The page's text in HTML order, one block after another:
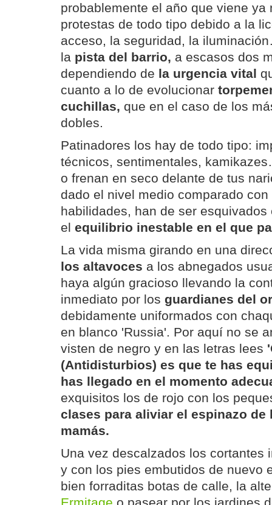
probablemente el año que viene ya
protestas de todo tipo debido a la
acceso, la seguridad, la
la pista del barrio, a escasos dos
dependiendo de la urgencia vital
cuanto a lo de evolucionar
cuchillas, que en el caso de los
dobles.
Patinadores los hay de todo tipo:
técnicos, sentimentales,
o frenan en seco delante de tus
dado el nivel medio comparado
habilidades, han de ser
el equilibrio inestable en el que
La vida misma girando en una
los altavoces a los abnegados
haya algún gracioso llevando la
inmediato por los guardianes del
debidamente uniformados con
en blanco 'Russia'. Por aquí no se
visten de negro y en las letras lees
(Antidisturbios) es que te has
has llegado en el momento
exquisitos los de rojo con los
clases para aliviar el espinazo
mamás.
Una vez descalzados los cortantes
y con los pies embutidos de nuevo
bien forraditas botas de calle, la